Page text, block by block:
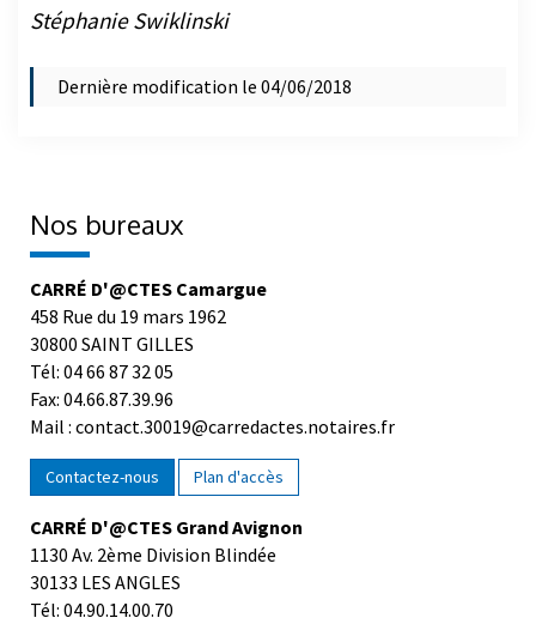
Stéphanie Swiklinski
Dernière modification le 04/06/2018
Nos bureaux
CARRÉ D'@CTES Camargue
458 Rue du 19 mars 1962
30800 SAINT GILLES
Tél: 04 66 87 32 05
Fax: 04.66.87.39.96
Mail : contact.30019@carredactes.notaires.fr
Contactez-nous Plan d'accès
CARRÉ D'@CTES Grand Avignon
1130 Av. 2ème Division Blindée
30133 LES ANGLES
Tél: 04.90.14.00.70